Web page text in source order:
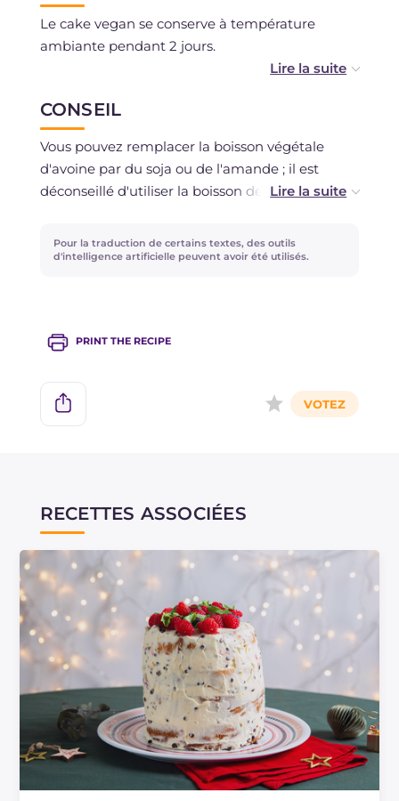
Le cake vegan se conserve à température
ambiante pendant 2 jours.
après l'avoir cuit et découpé en tranches.
CONSEIL
Vous pouvez remplacer la boisson végétale
d'avoine par du soja ou de l'amande ; il est
déconseillé d'utiliser la boisson de riz.
Si vous le souhaitez, vous pouvez enrichir la
pâte avec des amandes effilées pour une
Pour la traduction de certains textes, des outils
d'intelligence artificielle peuvent avoir été utilisés.
PRINT THE RECIPE
RECETTES ASSOCIÉES